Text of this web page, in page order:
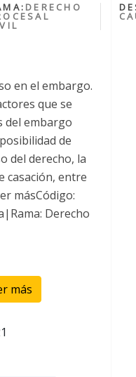
DERECHO
en el embargo.
que se
del embargo
de
del derecho, la
casación, entre
másCódigo:
Derecho
más